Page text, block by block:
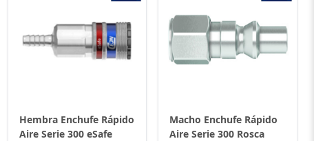
Hembra Enchufe Rápido
Aire Serie 300 eSafe
Macho Enchufe Rápido
Aire Serie 300 Rosca